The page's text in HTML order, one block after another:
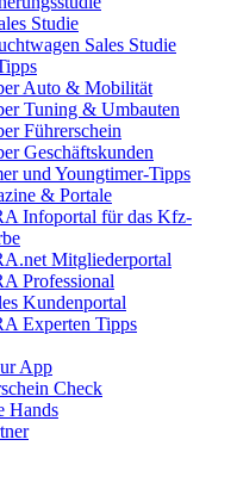
Studie
Sales Studie
Auto & Mobilität
Tuning & Umbauten
Führerschein
Geschäftskunden
und Youngtimer-Tipps
& Portale
Infoportal für das Kfz-
Mitgliederportal
Professional
Kundenportal
Experten Tipps
App
Check
Hands